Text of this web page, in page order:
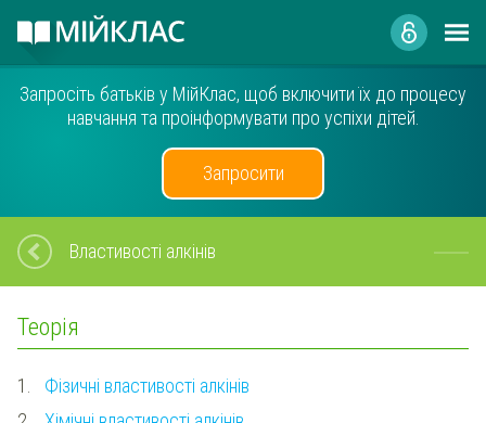
Запросіть батьків у МійКлас, щоб включити їх до процесу
навчання та проінформувати про успіхи дітей.
Запросити
Властивості алкінів
Теорія
1.
Фізичні властивості алкінів